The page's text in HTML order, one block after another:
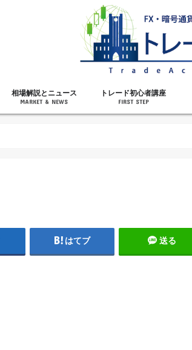
相場解説とニュース
MARKET & NEWS
トレード初心者講座
FIRST STEP
はてブ 送る